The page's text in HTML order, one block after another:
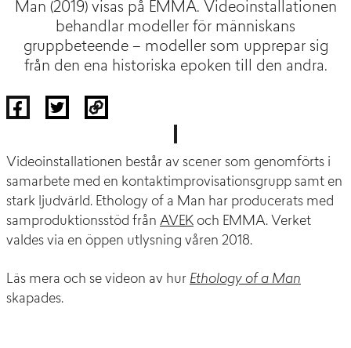
Man (2019) visas på EMMA. Videoinstallationen
behandlar modeller för människans
gruppbeteende – modeller som upprepar sig
från den ena historiska epoken till den andra.
Videoinstallationen består av scener som genomförts i
samarbete med en kontaktimprovisationsgrupp samt en
stark ljudvärld. Ethology of a Man har producerats med
samproduktionsstöd från AVEK och EMMA. Verket
valdes via en öppen utlysning våren 2018.
Läs mera och se videon av hur Ethology of a Man
skapades.